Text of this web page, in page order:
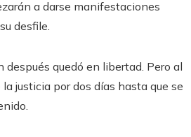
a darse manifestaciones
desfile.
después quedó en libertad. Pero al
justicia por dos días hasta que se
.